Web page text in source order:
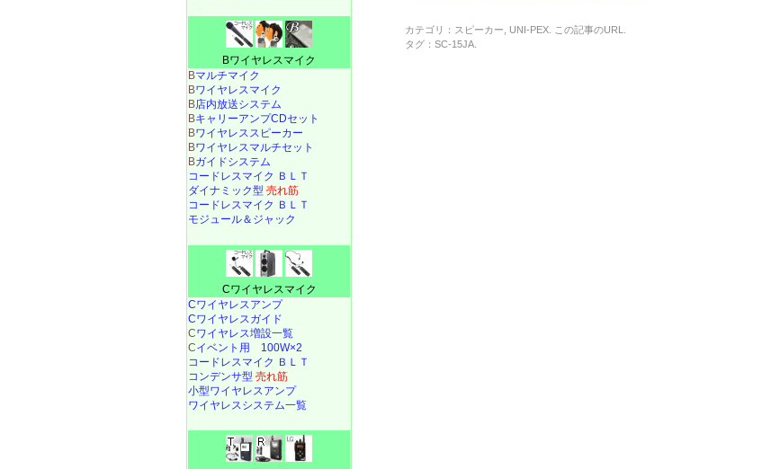
カテゴリ： スピーカー UNI-PEX . この記事のURL
タグ：SC-15JA
Bワイヤレスマイク
Bマルチマイク
Bワイヤレスマイク
B店内放送システム
BキャリーアンプCDセット
Bワイヤレススピーカー
Bワイヤレスマルチセット
Bガイドシステム
コードレスマイク ＢＬＴ
ダイナミック型 売れ筋
コードレスマイク ＢＬＴ
モジュール＆ジャック
Cワイヤレスマイク
Cワイヤレスアンプ
Cワイヤレスガイド
Cワイヤレス増設一覧
Cイベント用 100W×2
コードレスマイク ＢＬＴ
コンデンサ型 売れ筋
小型ワイヤレスアンプ
ワイヤレスシステム一覧